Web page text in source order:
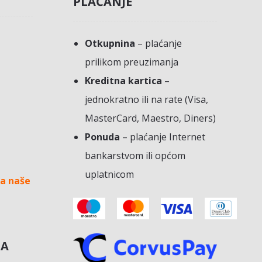
naše
Otkupnina – plaćanje
prilikom preuzimanja
Kreditna kartica –
jednokratno ili na rate (Visa,
MasterCard, Maestro, Diners)
Ponuda – plaćanje Internet
bankarstvom ili općom
uplatnicom